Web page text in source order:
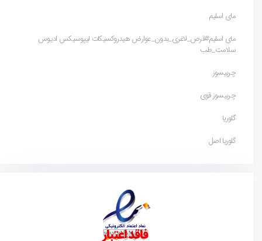
مای اسلیم
مای اسلیم#قرص_لاغری_بدون_عوارض هیدروکسیکات لیپوسیکس ادیوس
سلامت_طب
چربیسوز
چربیسوز قوی
گلوریا
گلوریا اصل